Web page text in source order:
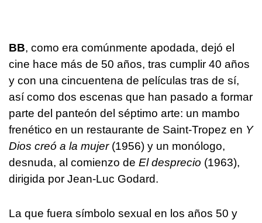
BB, como era comúnmente apodada, dejó el
cine hace más de 50 años, tras cumplir 40 años
y con una cincuentena de películas tras de sí,
así como dos escenas que han pasado a formar
parte del panteón del séptimo arte: un mambo
frenético en un restaurante de Saint-Tropez en Y
Dios creó a la mujer(1956) y un monólogo,
desnuda, al comienzo de El desprecio (1963),
dirigida por Jean-Luc Godard.
La que fuera símbolo sexual en los años 50 y